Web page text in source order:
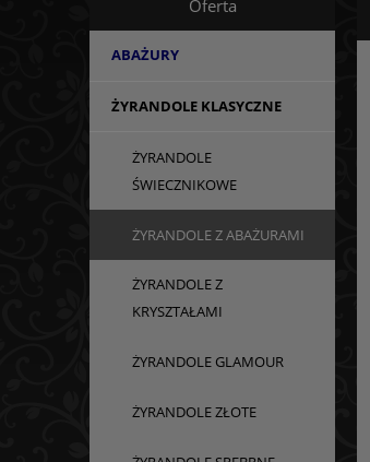
Oferta
ABAŻURY
ŻYRANDOLE KLASYCZNE
ŻYRANDOLE
ŚWIECZNIKOWE
ŻYRANDOLE Z ABAŻURAMI
ŻYRANDOLE Z
KRYSZTAŁAMI
ŻYRANDOLE GLAMOUR
ŻYRANDOLE ZŁOTE